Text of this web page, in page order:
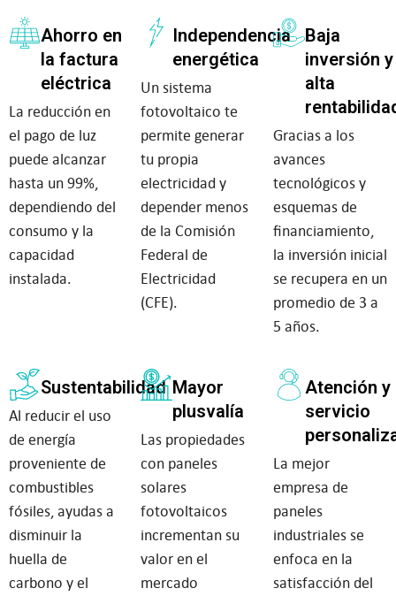
Ahorro en
la factura
eléctrica
La reducción en
el pago de luz
puede alcanzar
hasta un 99%,
dependiendo del
consumo y la
capacidad
instalada.
Independencia
energética
Un sistema
fotovoltaico te
permite generar
tu propia
electricidad y
depender menos
de la Comisión
Federal de
Electricidad
(CFE).
Baja
inversión y
alta
Gracias a los
avances
tecnológicos y
esquemas de
financiamiento,
la inversión inicial
se recupera en un
promedio de 3 a
5 años.
Sustentabilidad
Al reducir el uso
de energía
proveniente de
combustibles
fósiles, ayudas a
disminuir la
huella de
carbono y el
Mayor
plusvalía
Las propiedades
con paneles
solares
fotovoltaicos
incrementan su
valor en el
mercado
Atención y
servicio
La mejor
empresa de
paneles
industriales se
enfoca en la
satisfacción del